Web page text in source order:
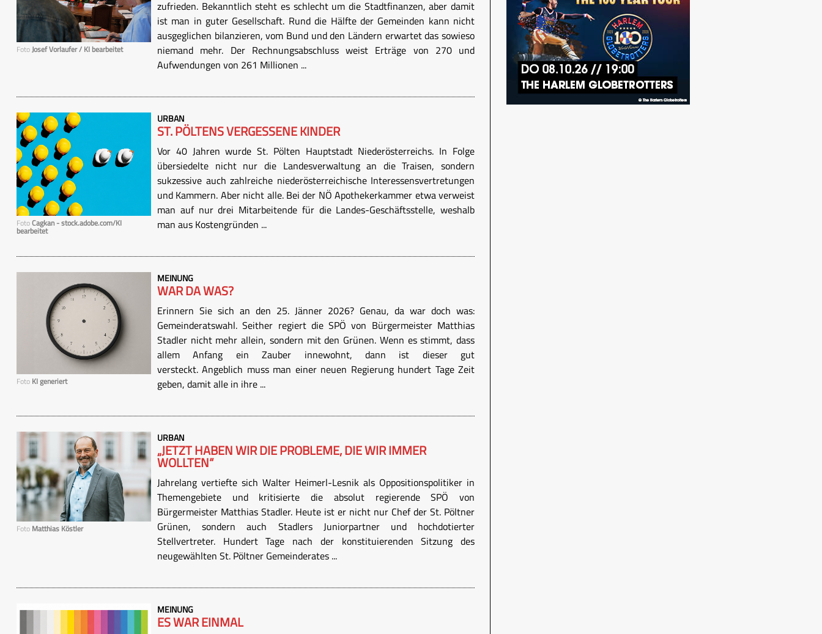
FotoJosef Vorlaufer / KI bearbeitet
zufrieden. Bekanntlich steht es schlecht um die Stadtfinanzen, aber damit
ist man in guter Gesellschaft. Rund die Hälfte der Gemeinden kann nicht
ausgeglichen bilanzieren, vom Bund und den Ländern erwartet das sowieso
niemand mehr. Der Rechnungsabschluss weist Erträge von 270 und
Aufwendungen von 261 Millionen ...
FotoCagkan - stock.adobe.com/KI
bearbeitet
URBAN
ST. PÖLTENS VERGESSENE KINDER
Vor 40 Jahren wurde St. Pölten Hauptstadt Niederösterreichs. In Folge
übersiedelte nicht nur die Landesverwaltung an die Traisen, sondern
sukzessive auch zahlreiche niederösterreichische Interessensvertretungen
und Kammern. Aber nicht alle. Bei der NÖ Apothekerkammer etwa verweist
man auf nur drei Mitarbeitende für die Landes-Geschäftsstelle, weshalb
man aus Kostengründen ...
Foto KI generiert
MEINUNG
WAR DA WAS?
Erinnern Sie sich an den 25. Jänner 2026? Genau, da war doch was:
Gemeinderatswahl. Seither regiert die SPÖ von Bürgermeister Matthias
Stadler nicht mehr allein, sondern mit den Grünen. Wenn es stimmt, dass
allem Anfang ein Zauber innewohnt, dann ist dieser gut
versteckt. Angeblich muss man einer neuen Regierung hundert Tage Zeit
geben, damit alle in ihre ...
Foto Matthias Köstler
URBAN
„JETZT HABEN WIR DIE PROBLEME, DIE WIR IMMER
WOLLTEN“
Jahrelang vertiefte sich Walter Heimerl-Lesnik als Oppositionspolitiker in
Themengebiete und kritisierte die absolut regierende SPÖ von
Bürgermeister Matthias Stadler. Heute ist er nicht nur Chef der St. Pöltner
Grünen, sondern auch Stadlers Juniorpartner und hochdotierter
Stellvertreter. Hundert Tage nach der konstituierenden Sitzung des
neugewählten St. Pöltner Gemeinderates ...
MEINUNG
ES WAR EINMAL